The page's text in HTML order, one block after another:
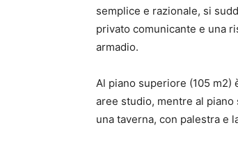
semplice e razionale, si
privato comunicante e una
armadio.
Al piano superiore (105 m2)
aree studio, mentre al
una taverna, con palestra e